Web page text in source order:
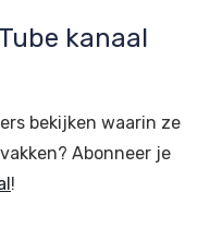
kanaal
bekijken waarin ze
Abonneer je
!